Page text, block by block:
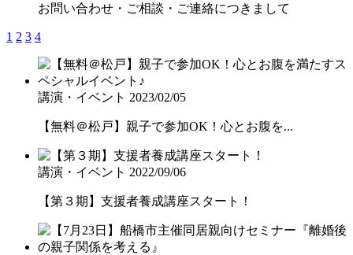
お問い合わせ・ご相談・ご連絡につきまして
1 2 3 4
講演・イベント 2023/02/05
【無料＠松戸】親子で参加OK！心とお腹を...
講演・イベント 2022/09/06
【第３期】支援者養成講座スタート！